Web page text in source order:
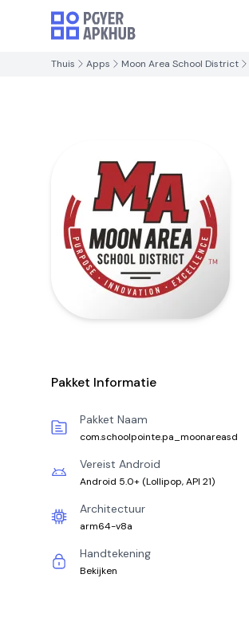
Thuis Apps Moon Area School District
Pakket Informatie
Pakket Naam
com.schoolpointe.pa_moonareasd
Vereist Android
Android 5.0+ (Lollipop, API 21)
Architectuur
arm64-v8a
Handtekening
Bekijken